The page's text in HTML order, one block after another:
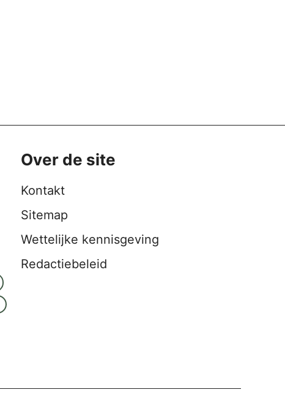
Over de site
Kontakt
Sitemap
Wettelijke kennisgeving
Redactiebeleid